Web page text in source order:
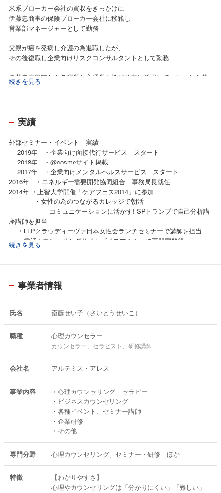
米系ブローカー会社の買収をきっかけに
伊藤忠商事の保険ブローカー会社に移籍し
営業部マネージャーとして勤務
父親が癌を発病し介護の為退職したが、
その後復職し企業向けリスクコンサルタントとして勤務
伊藤忠在籍時から色彩学と心理学を学び仕事に活用していたことを基
礎に
資格その他
認定イメージコンサルタント
認定カラーセラピーインストラクター
・AFT 1級色彩コーディネーター
・東京ビジネスカウンセラー学院
認定 ファシリテーター
・NPOキャリア戦略研究機構会員
・㈱SORA こころ育て研究所
コミュニケーションカウンセラー その他
続きを見る
実績
外部セミナー・イベント 実績
2019年 ・企業向け面接代行サービス スタート
2018年 ・@cosmeサイト掲載
2017年 ・企業向けメンタルヘルスサービス スタート
2016年 ・エネルギー需要開発協同組合 事務局長就任
2014年 ・上智大学開催「ケアフェス2014」に参加
・女性の為のつながるカレッジで朝活
コミュニケーションに活かす! SPトランプで自己分析講
座講師を担当
・LLPクラウディーヴァ日本女性会ランチセミナーで講師を担当
・電話カウンセリングサイトボイスマルシェに専門家登録
2013年 ・岩手県トラパンツコンテンツスクールにて職業人講話担当
・マイナビ主催・玉川大学学生向けコミュニケーションセミナー講
師を担当
2010年 ・三菱伊勢丹MIカード・フィナンシェルジュプラザ主催
「40歳までに考える○○のこと」セミナー
・東京ビジネスラボラトリーにて講師活動をスタート
セミナー
・三菱伊勢丹MIカード・フィナンシェルジュプラザ主催 タ
イプ別投資セミナー
2009年 トヨタMEGAWEB × Kirajyo バレンタインイベント講師
2008年 ひこうき雲主催 CA受験者向ミニセミナー
続きを見る
事業者情報
氏名 斎藤せい子（さいとうせいこ）
職種 心理カウンセラー
カウンセラー、セラピスト、研修講師
会社名 アルテミス・アレス
事業内容
・心理カウンセリング、セラピー
・ビジネスカウンセリング
・各種イベント、セミナー講師
・企業研修
・その他
専門分野 心理カウンセリング、セミナー・研修 ほか
特徴
【わかりやすさ】
心理やカウンセリングは「分かりにくい」「難しい」